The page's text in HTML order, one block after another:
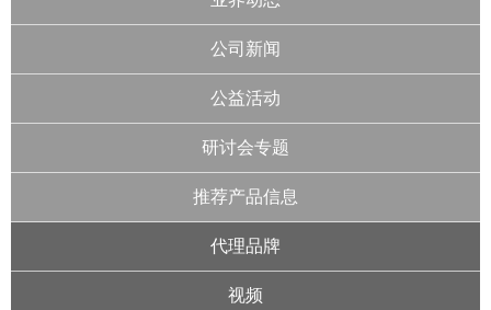
公司新闻
公益活动
研讨会专题
推荐产品信息
代理品牌
视频